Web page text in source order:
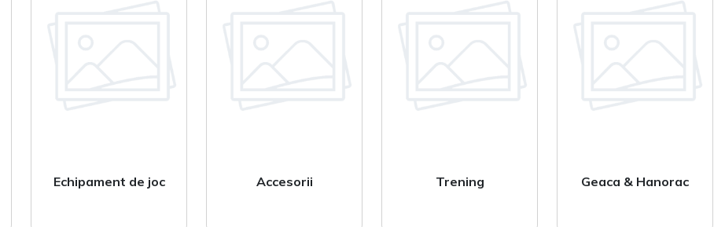
Tricou & polo
Echipament de joc Accesorii Trening Geaca & Hanorac